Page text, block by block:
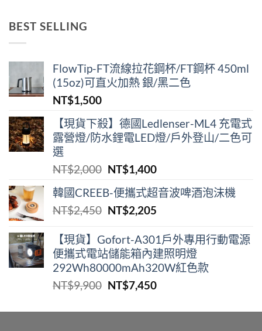
BEST SELLING
FlowTip-FT流線拉花鋼杯/FT鋼杯 450ml
(15oz)可直火加熱 銀/黑二色
NT$1,500
【現貨下殺】德國Ledlenser-ML4 充電式
露營燈/防水鋰電LED燈/戶外登山/二色可
選
NT$2,000 原
價
格：
NT$1,400目
價
格：
韓國CREEB-便攜式超⾳波啤酒泡沫機
NT$2,450 原
價
格：
NT$2,450。
NT$2,205目
價
格：
NT$2,205。
【現貨】Gofort-A301戶外專用行動電源
便攜式電站儲能箱內建照明燈
292Wh80000mAh320W紅色款
NT$9,900 原
價
NT$7,450目
價